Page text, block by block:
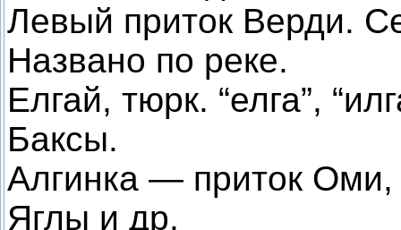
Левый приток Верди.
Названо по реке.
Елгай, тюрк. “елга”,
Баксы.
Алгинка — приток Оми,
Яглы и др.